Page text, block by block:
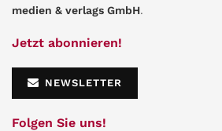
medien & verlags GmbH.
Jetzt abonnieren!
NEWSLETTER
Folgen Sie uns!